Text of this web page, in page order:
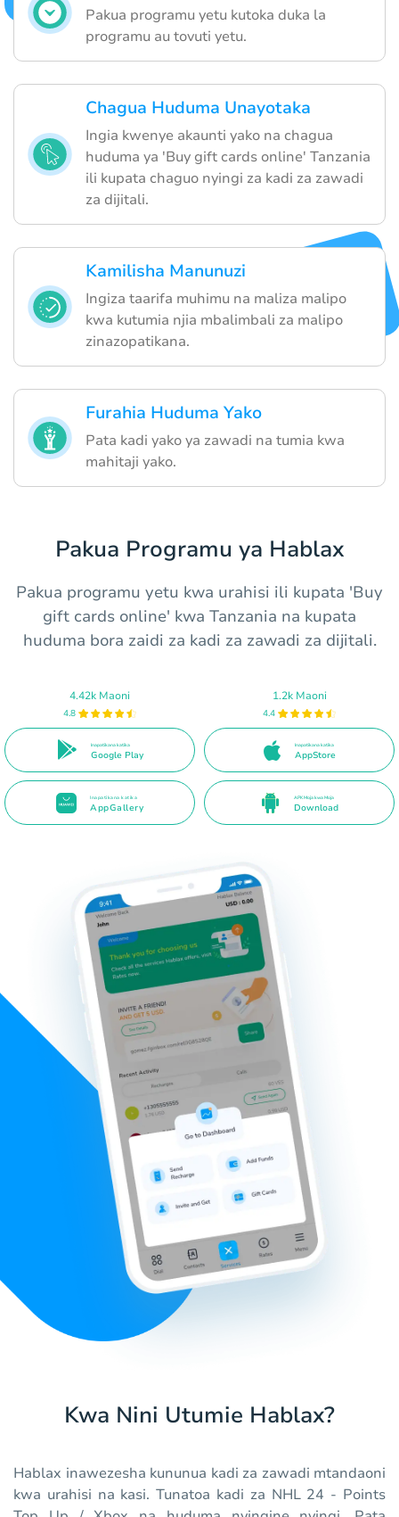
Pakua programu yetu kutoka duka la
programu au tovuti yetu.
Chagua Huduma Unayotaka
Ingia kwenye akaunti yako na chagua
huduma ya 'Buy gift cards online' Tanzania
ili kupata chaguo nyingi za kadi za zawadi
za dijitali.
Kamilisha Manunuzi
Ingiza taarifa muhimu na maliza malipo
kwa kutumia njia mbalimbali za malipo
zinazopatikana.
Furahia Huduma Yako
Pata kadi yako ya zawadi na tumia kwa
mahitaji yako.
Pakua Programu ya Hablax
Pakua programu yetu kwa urahisi ili kupata 'Buy
gift cards online' kwa Tanzania na kupata
huduma bora zaidi za kadi za zawadi za dijitali.
4.42k Maoni
4.8
Inapatikana katika
Google Play
1.2k Maoni
4.4
Inapatikana katika
AppStore
Inapatikana katika
AppGallery
APK Moja kwa Moja
Download
Kwa Nini Utumie Hablax?
Hablax inawezesha kununua kadi za zawadi mtandaoni
kwa urahisi na kasi. Tunatoa kadi za NHL 24 - Points